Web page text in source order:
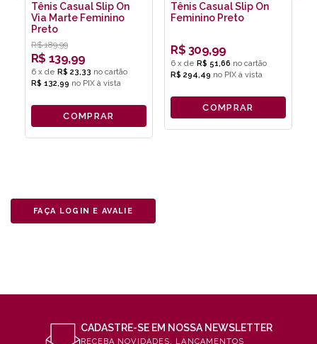
Tênis Casual Slip On
Via Marte Feminino
Preto
R$ 189,99
R$ 139,99
6 x de R$ 23,33
R$ 132,99 no PIX
COMPRAR
Tênis Casual Slip On
Feminino Preto
R$ 309,99
6 x de R$ 51,66
R$ 294,49 no PIX
COMPRAR
FAÇA LOGIN E AVALIE
CADASTRE-SE EM NOSSA NEWSLETTER
RECEBA NOVIDADES, LANÇAMENTOS